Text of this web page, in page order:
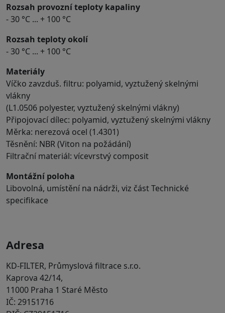
Rozsah provozní teploty kapaliny
- 30 °C ... + 100 °C
Rozsah teploty okolí
- 30 °C ... + 100 °C
Materiály
Víčko zavzduš. filtru: polyamid, vyztužený skelnými
vlákny
(L1.0506 polyester, vyztužený skelnými vlákny)
Připojovací dílec: polyamid, vyztužený skelnými vlákny
Měrka: nerezová ocel (1.4301)
Těsnění: NBR (Viton na požádání)
Filtrační materiál: vícevrstvý composit
Montážní poloha
Libovolná, umístění na nádrži, viz část Technické
specifikace
Adresa
KD-FILTER, Průmyslová filtrace s.r.o.
Kaprova 42/14,
11000 Praha 1 Staré Město
IČ: 29151716